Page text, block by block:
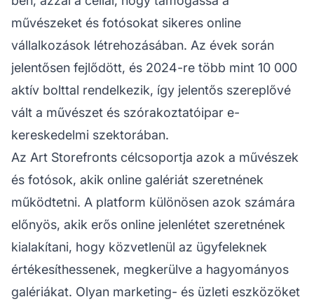
művészeket és fotósokat sikeres online
vállalkozások létrehozásában. Az évek során
jelentősen fejlődött, és 2024-re több mint 10 000
aktív bolttal rendelkezik, így jelentős szereplővé
vált a művészet és szórakoztatóipar e-
kereskedelmi szektorában.
Az Art Storefronts célcsoportja azok a művészek
és fotósok, akik online galériát szeretnének
működtetni. A platform különösen azok számára
előnyös, akik erős online jelenlétet szeretnének
kialakítani, hogy közvetlenül az ügyfeleknek
értékesíthessenek, megkerülve a hagyományos
galériákat. Olyan marketing- és üzleti eszközöket